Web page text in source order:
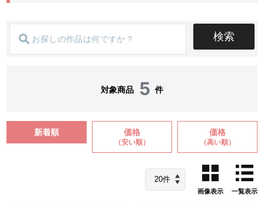
検索
対象商品 5 件
新着順 価格
（安い順）
価格
（高い順）
画像表示 一覧表示